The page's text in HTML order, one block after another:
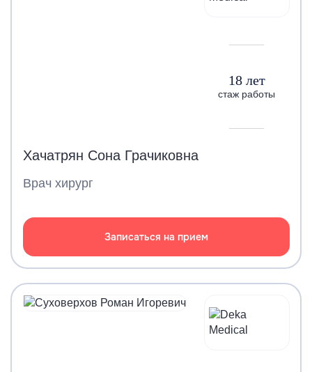
18 лет
стаж работы
Хачатрян Сона Грачиковна
Врач хирург
Записаться на прием